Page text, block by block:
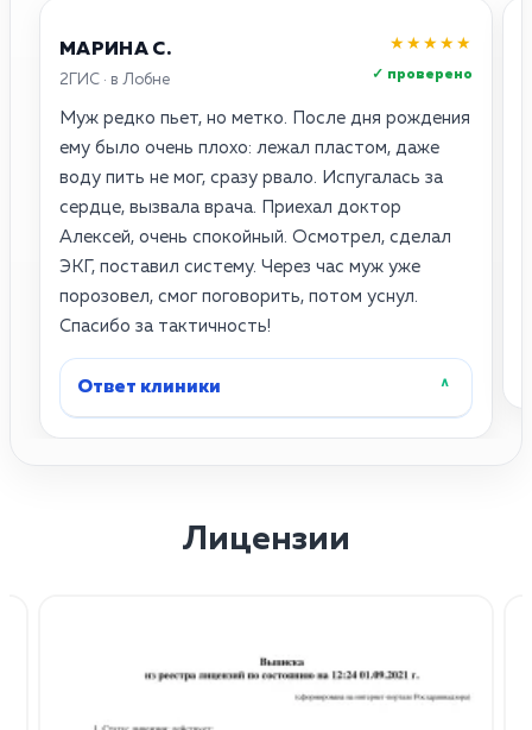
МАРИНА С.
2ГИС · в Лобне
★★★★★
✓ проверено
Муж редко пьет, но метко. После дня рождения
ему было очень плохо: лежал пластом, даже
воду пить не мог, сразу рвало. Испугалась за
сердце, вызвала врача. Приехал доктор
Алексей, очень спокойный. Осмотрел, сделал
ЭКГ, поставил систему. Через час муж уже
порозовел, смог поговорить, потом уснул.
Спасибо за тактичность!
Ответ клиники ˄
Лицензии